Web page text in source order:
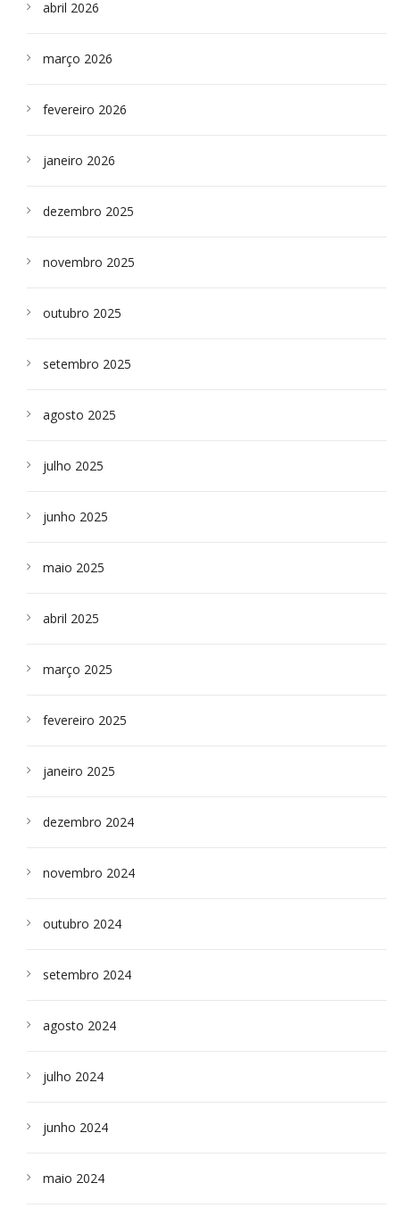
abril 2026
março 2026
fevereiro 2026
janeiro 2026
dezembro 2025
novembro 2025
outubro 2025
setembro 2025
agosto 2025
julho 2025
junho 2025
maio 2025
abril 2025
março 2025
fevereiro 2025
janeiro 2025
dezembro 2024
novembro 2024
outubro 2024
setembro 2024
agosto 2024
julho 2024
junho 2024
maio 2024